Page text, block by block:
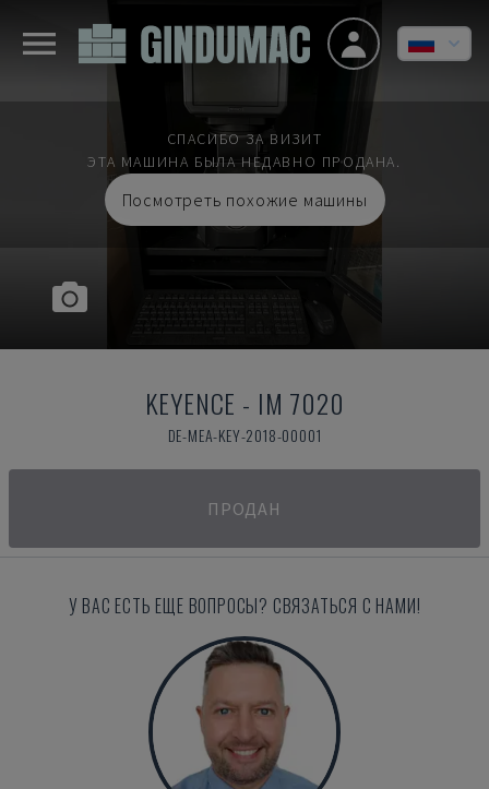
СПАСИБО ЗА ВИЗИТ
ЭТА МАШИНА БЫЛА НЕДАВНО ПРОДАНА.
Посмотреть похожие машины
KEYENCE - IM 7020
DE-MEA-KEY-2018-00001
ПРОДАН
У ВАС ЕСТЬ ЕЩЕ ВОПРОСЫ? СВЯЗАТЬСЯ С НАМИ!